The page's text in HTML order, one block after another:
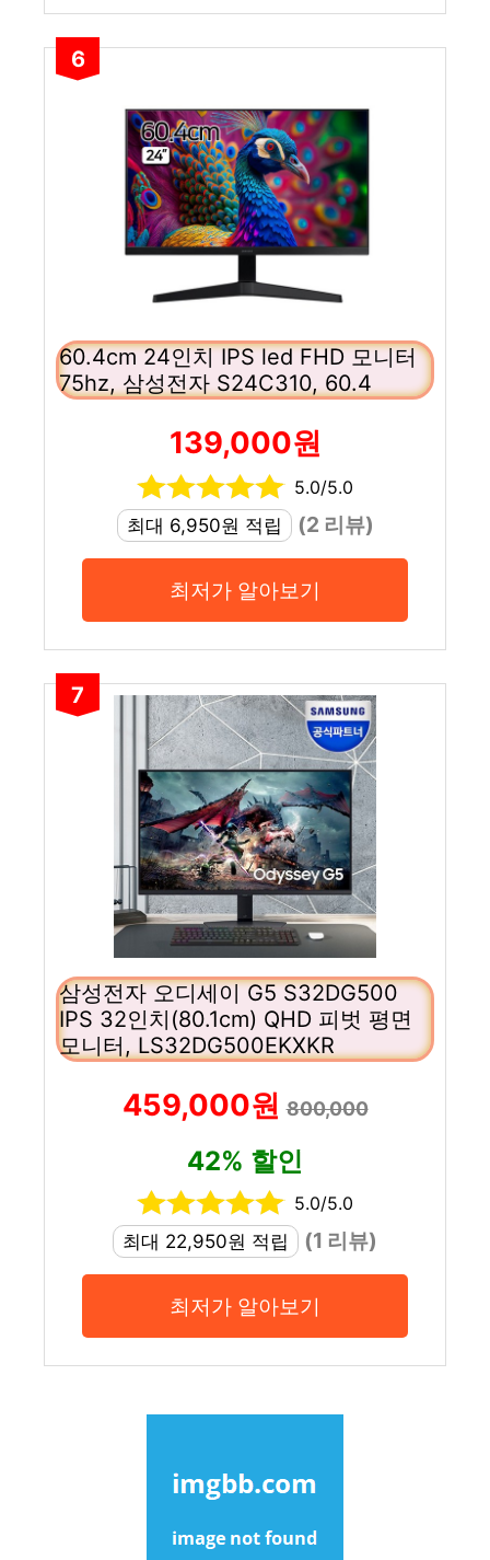
6
60.4cm 24인치 IPS led FHD 모니터
75hz, 삼성전자 S24C310, 60.4
139,000원
5.0/5.0
최대 6,950원 적립
(2 리뷰)
최저가 알아보기
7
삼성전자 오디세이 G5 S32DG500
IPS 32인치(80.1cm) QHD 피벗 평면
모니터, LS32DG500EKXKR
459,000원800,000
42% 할인
5.0/5.0
최대 22,950원 적립
(1 리뷰)
최저가 알아보기